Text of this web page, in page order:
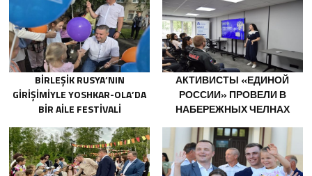
BIRLEŞIK RUSYA’NIN
GIRIŞIMIYLE YOSHKAR-OLA’DA
BIR AILE FESTIVALI
АКТИВИСТЫ «ЕДИНОЙ
РОССИИ» ПРОВЕЛИ В
НАБЕРЕЖНЫХ ЧЕЛНАХ
МЕРОПРИЯТИЯ ДЛЯ
МОЛОДЫХ СПЕЦИАЛИСТОВ
КАМАЗА